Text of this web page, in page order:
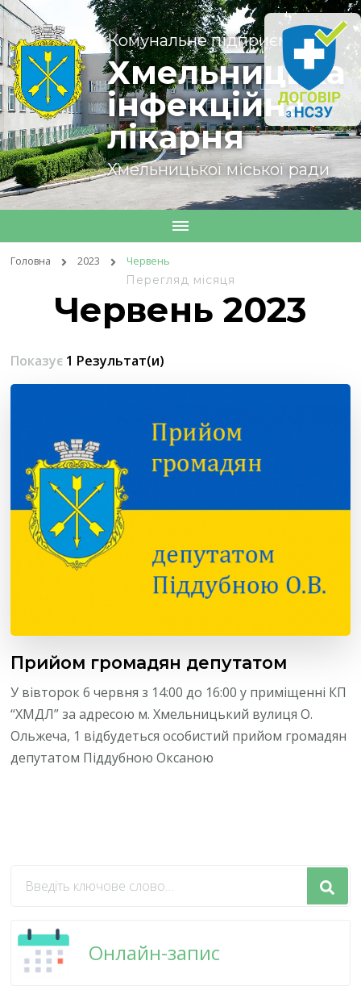
Комунальне підприємство
Хмельницька
інфекційна
лікарня
Хмельницької міської ради
Головна 2023 Червень
Перегляд місяця
Червень 2023
Показує 1 Результат(и)
Прийом громадян депутатом
У вівторок 6 червня з 14:00 до 16:00 у приміщенні КП
“ХМДЛ” за адресою м. Хмельницький вулиця О.
Ольжеча, 1 відбудеться особистий прийом громадян
депутатом Піддубною Оксаною
щось?
Онлайн-запис